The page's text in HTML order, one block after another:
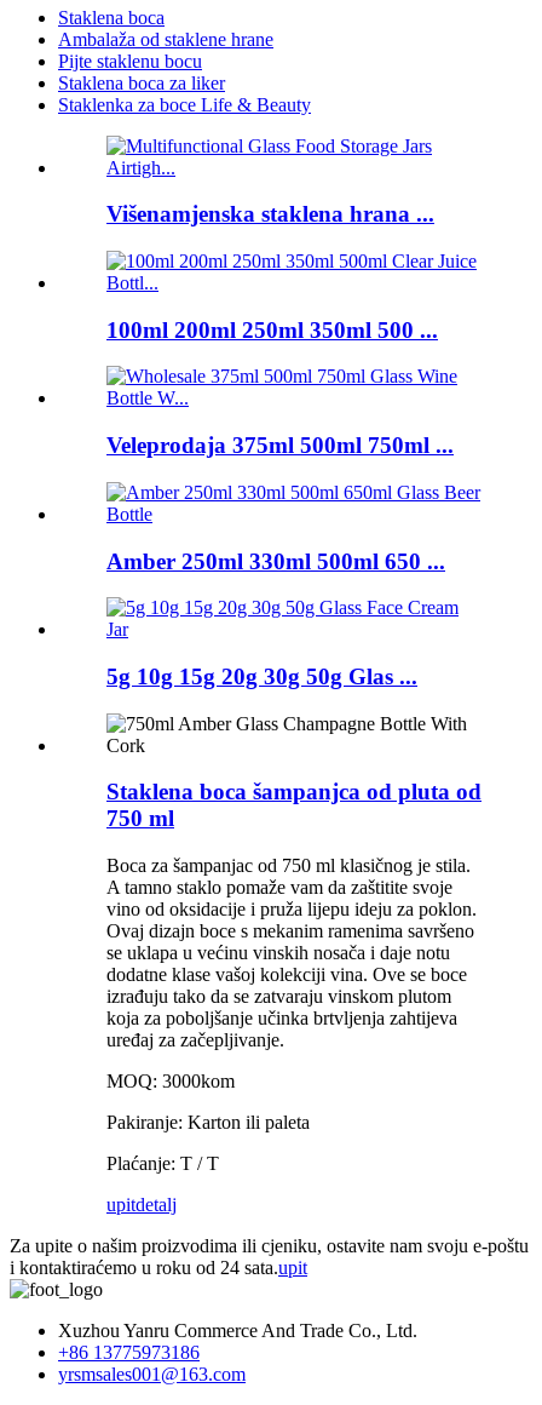
Staklena boca
Ambalaža od staklene hrane
Pijte staklenu bocu
Staklena boca za liker
Staklenka za boce Life & Beauty
Višenamjenska staklena hrana ...
100ml 200ml 250ml 350ml 500 ...
Veleprodaja 375ml 500ml 750ml ...
Amber 250ml 330ml 500ml 650 ...
5g 10g 15g 20g 30g 50g Glas ...
Staklena boca šampanjca od pluta od
750 ml
Boca za šampanjac od 750 ml klasičnog je stila.
A tamno staklo pomaže vam da zaštitite svoje
vino od oksidacije i pruža lijepu ideju za poklon.
Ovaj dizajn boce s mekanim ramenima savršeno
se uklapa u većinu vinskih nosača i daje notu
dodatne klase vašoj kolekciji vina. Ove se boce
izrađuju tako da se zatvaraju vinskom plutom
koja za poboljšanje učinka brtvljenja zahtijeva
uređaj za začepljivanje.
MOQ: 3000kom
Pakiranje: Karton ili paleta
Plaćanje: T / T
upitdetalj
Za upite o našim proizvodima ili cjeniku, ostavite nam svoju e-poštu
i kontaktiraćemo u roku od 24 sata.upit
Xuzhou Yanru Commerce And Trade Co., Ltd.
+86 13775973186
yrsmsales001@163.com